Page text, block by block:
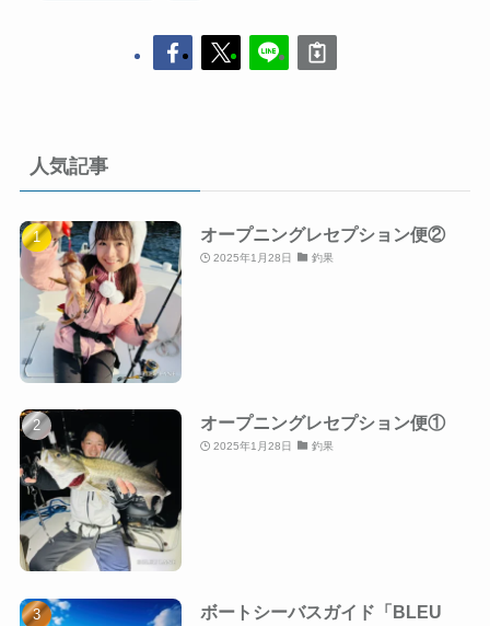
人気記事
オープニングレセプション便②
2025年1月28日 釣果
オープニングレセプション便①
2025年1月28日 釣果
ボートシーバスガイド「BLEU